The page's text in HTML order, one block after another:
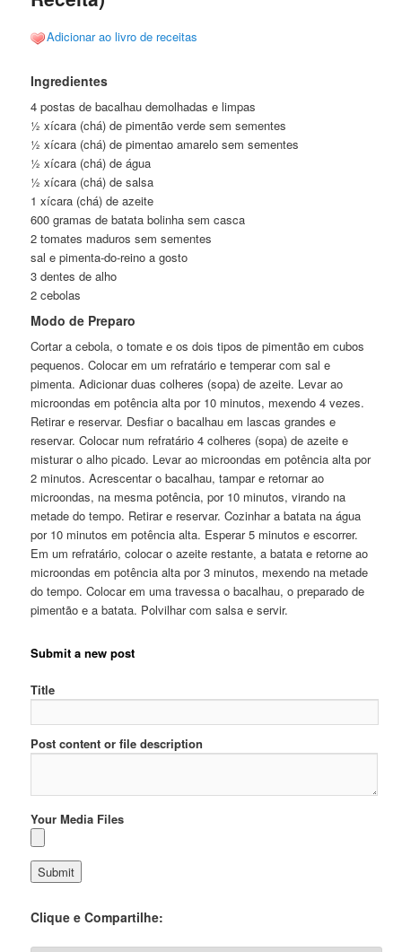
Adicionar ao livro de receitas
Ingredientes
4 postas de bacalhau demolhadas e limpas
½ xícara (chá) de pimentão verde sem sementes
½ xícara (chá) de pimentao amarelo sem sementes
½ xícara (chá) de água
½ xícara (chá) de salsa
1 xícara (chá) de azeite
600 gramas de batata bolinha sem casca
2 tomates maduros sem sementes
sal e pimenta-do-reino a gosto
3 dentes de alho
2 cebolas
Modo de Preparo
Cortar a cebola, o tomate e os dois tipos de pimentão em cubos
pequenos. Colocar em um refratário e temperar com sal e
pimenta. Adicionar duas colheres (sopa) de azeite. Levar ao
microondas em potência alta por 10 minutos, mexendo 4 vezes.
Retirar e reservar. Desfiar o bacalhau em lascas grandes e
reservar. Colocar num refratário 4 colheres (sopa) de azeite e
misturar o alho picado. Levar ao microondas em potência alta por
2 minutos. Acrescentar o bacalhau, tampar e retornar ao
microondas, na mesma potência, por 10 minutos, virando na
metade do tempo. Retirar e reservar. Cozinhar a batata na água
por 10 minutos em potência alta. Esperar 5 minutos e escorrer.
Em um refratário, colocar o azeite restante, a batata e retorne ao
microondas em potência alta por 3 minutos, mexendo na metade
do tempo. Colocar em uma travessa o bacalhau, o preparado de
pimentão e a batata. Polvilhar com salsa e servir.
Submit a new post
Title
Post content or file description
Your Media Files
Clique e Compartilhe: